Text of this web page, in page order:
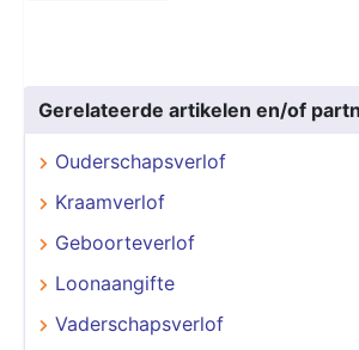
Gerelateerde artikelen en/of
Ouderschapsverlof
Kraamverlof
Geboorteverlof
Loonaangifte
Vaderschapsverlof